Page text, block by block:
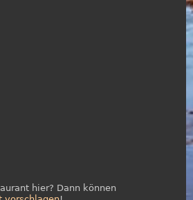
hier? Dann können